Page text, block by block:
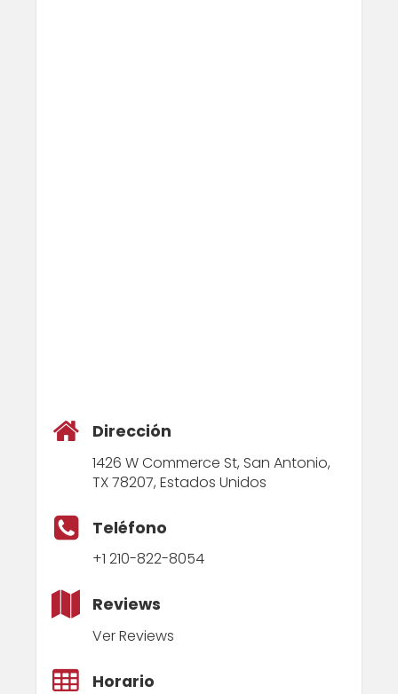
Dirección
1426 W Commerce St, San Antonio,
TX 78207, Estados Unidos
Teléfono
+1 210-822-8054
Reviews
Ver Reviews
Horario